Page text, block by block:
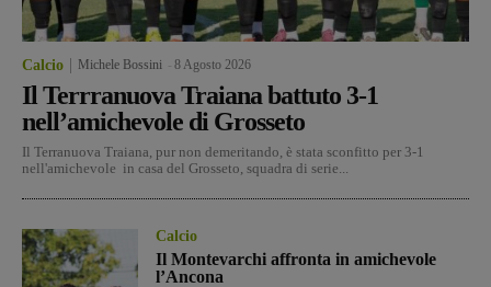
Calcio Michele Bossini 8 Agosto 2026
Il Terrranuova Traiana battuto 3-1
nell’amichevole di Grosseto
Il Terranuova Traiana, pur non demeritando, è stata sconfitto per 3-1
nell'amichevole in casa del Grosseto, squadra di serie...
Calcio
Il Montevarchi affronta in amichevole
l’Ancona